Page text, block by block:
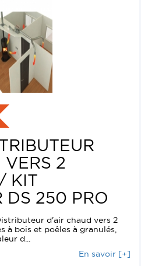
2
KIT
DS 250 PRO
d'air chaud vers 2
à bois et poêles à granulés,
d...
En savoir [+]